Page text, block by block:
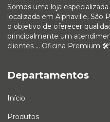
Somos uma loja
localizada em Alphaville, São
o objetivo de oferecer
principalmente um
clientes ... Oficina Premium
Departamentos
Início
Produtos